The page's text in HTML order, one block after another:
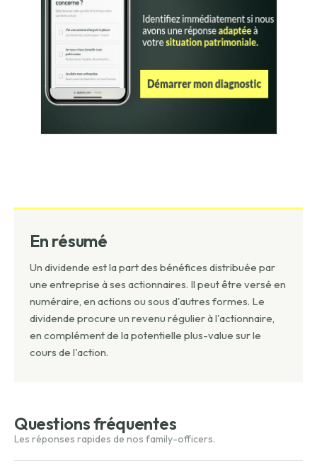
En résumé
Un dividende est la part des bénéfices distribuée par
une entreprise à ses actionnaires. Il peut être versé en
numéraire, en actions ou sous d'autres formes. Le
dividende procure un revenu régulier à l'actionnaire,
en complément de la potentielle plus-value sur le
cours de l'action.
Questions fréquentes